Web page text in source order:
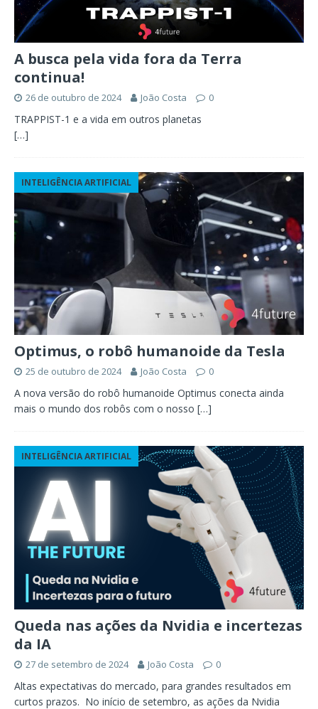
A busca pela vida fora da Terra
continua!
26 de outubro de 2024 João Costa 0
TRAPPIST-1 e a vida em outros planetas
[…]
INTELIGÊNCIA ARTIFICIAL
Optimus, o robô humanoide da Tesla
25 de outubro de 2024 João Costa 0
A nova versão do robô humanoide Optimus conecta ainda
mais o mundo dos robôs com o nosso […]
INTELIGÊNCIA ARTIFICIAL
Queda nas ações da Nvidia e incertezas
da IA
27 de setembro de 2024 João Costa 0
Altas expectativas do mercado, para grandes resultados em
curtos prazos. No início de setembro, as ações da Nvidia